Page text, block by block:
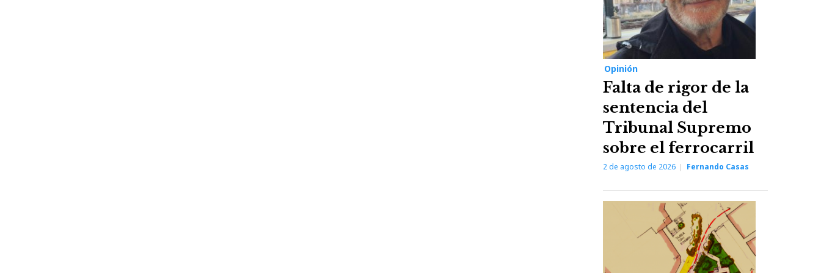
Opinión
Falta de rigor de la
sentencia del
Tribunal Supremo
sobre el ferrocarril
2 de agosto de 2026 Fernando Casas